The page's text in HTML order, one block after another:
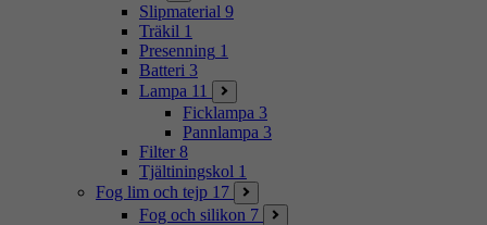
Slipmaterial 9
Träkil 1
Presenning 1
Batteri 3
Lampa 11
Ficklampa 3
Pannlampa 3
Filter 8
Tjältiningskol 1
Fog lim och tejp 17
Fog och silikon 7